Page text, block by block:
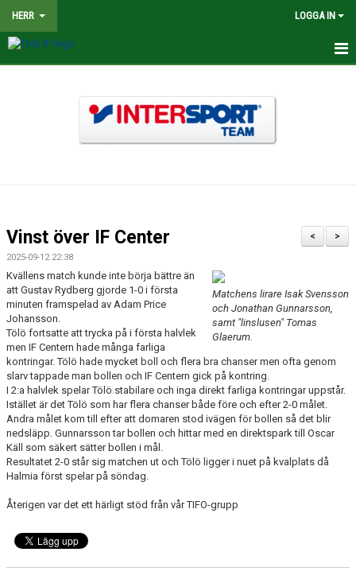
HERR LOGGA IN
BILDGALLERI
DOKUMENT
KONTAKT
>
<
Vinst över IF Center
2025-09-12 22:38
Matchens lirare Isak Svensson
och Jonathan Gunnarsson,
samt "linslusen" Tomas
Glaerum.
Kvällens match kunde inte börja bättre än
att Gustav Rydberg gjorde 1-0 i första
minuten framspelad av Adam Price
Johansson.
Tölö fortsatte att trycka på i första halvlek
men IF Centern hade många farliga
kontringar. Tölö hade mycket boll och flera bra chanser men ofta genom
slarv tappade man bollen och IF Centern gick på kontring.
I 2:a halvlek spelar Tölö stabilare och inga direkt farliga kontringar uppstår.
Istället är det Tölö som har flera chanser både före och efter 2-0 målet.
Andra målet kom till efter att domaren stod ivägen för bollen så det blir
nedsläpp. Gunnarsson tar bollen och hittar med en direktspark till Oscar
Käll som säkert sätter bollen i mål.
Resultatet 2-0 står sig matchen ut och Tölö ligger i nuet på kvalplats då
Halmia först spelar på söndag.
Återigen var det ett härligt stöd från vår TIFO-grupp